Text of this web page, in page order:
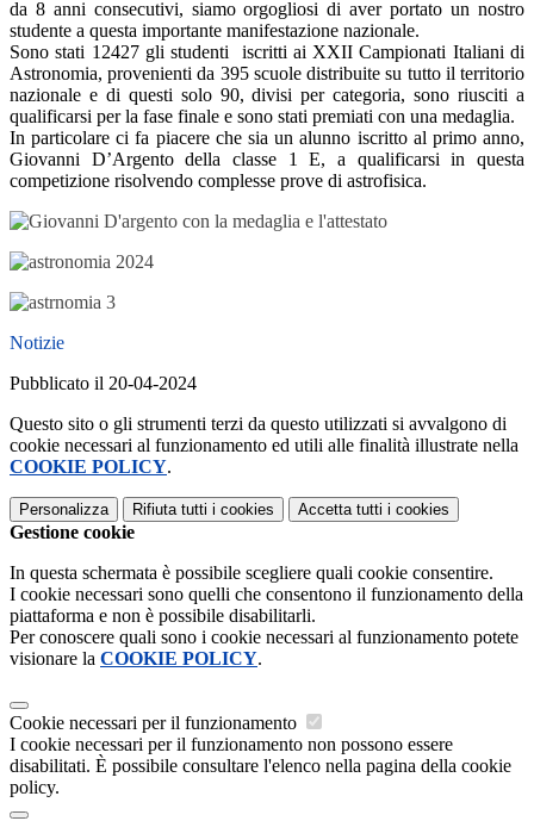
da 8 anni consecutivi, siamo orgogliosi di aver portato un nostro
studente a questa importante manifestazione nazionale.
Sono stati 12427 gli studenti iscritti ai XXII Campionati Italiani di
Astronomia, provenienti da 395 scuole distribuite su tutto il territorio
nazionale e di questi solo 90, divisi per categoria, sono riusciti a
qualificarsi per la fase finale e sono stati premiati con una medaglia.
In particolare ci fa piacere che sia un alunno iscritto al primo anno,
Giovanni D’Argento della classe 1 E, a qualificarsi in questa
competizione risolvendo complesse prove di astrofisica.
Notizie
Pubblicato il 20-04-2024
Questo sito o gli strumenti terzi da questo utilizzati si avvalgono di
cookie necessari al funzionamento ed utili alle finalità illustrate nella
COOKIE POLICY.
Personalizza Rifiuta tutti i cookies Accetta tutti i cookies
Gestione cookie
In questa schermata è possibile scegliere quali cookie consentire.
I cookie necessari sono quelli che consentono il funzionamento della
piattaforma e non è possibile disabilitarli.
Per conoscere quali sono i cookie necessari al funzionamento potete
visionare la COOKIE POLICY.
Cookie necessari per il funzionamento
I cookie necessari per il funzionamento non possono essere
disabilitati. È possibile consultare l'elenco nella pagina della cookie
policy.